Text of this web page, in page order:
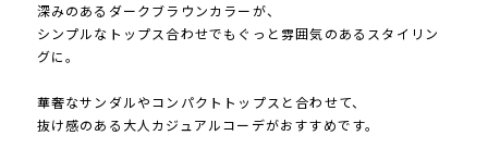
深みのあるダークブラウンカラーが、
シンプルなトップス合わせでもぐっと雰囲気のあるスタイリン
グに。
華奢なサンダルやコンパクトトップスと合わせて、
抜け感のある大人カジュアルコーデがおすすめです。